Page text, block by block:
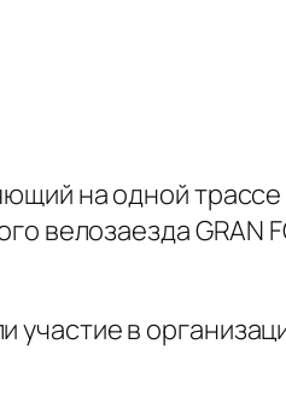
на одной трассе
велозаезда GRAN
в